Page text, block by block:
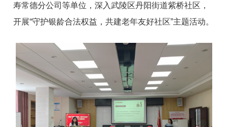
寿常德分公司等单位，深入武陵区丹阳街道紫桥社区，
开展“守护银龄合法权益，共建老年友好社区”主题活动。